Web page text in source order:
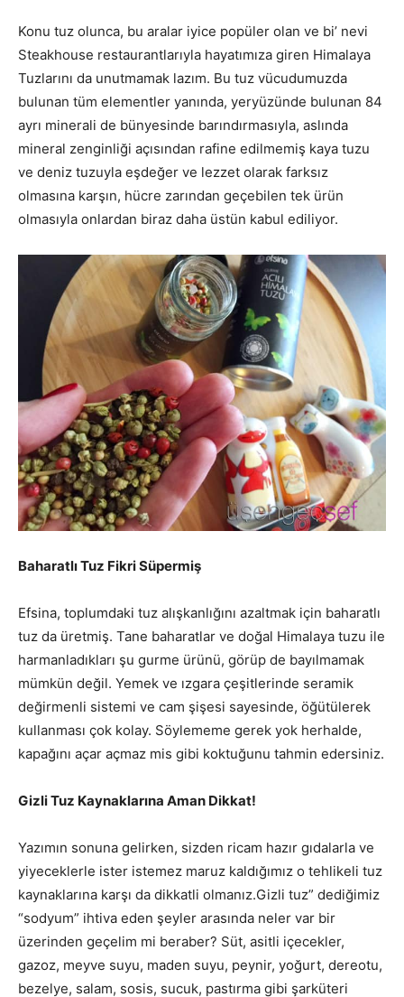
Konu tuz olunca, bu aralar iyice popüler olan ve bi’ nevi
Steakhouse restaurantlarıyla hayatımıza giren Himalaya
Tuzlarını da unutmamak lazım. Bu tuz vücudumuzda
bulunan tüm elementler yanında, yeryüzünde bulunan 84
ayrı minerali de bünyesinde barındırmasıyla, aslında
mineral zenginliği açısından rafine edilmemiş kaya tuzu
ve deniz tuzuyla eşdeğer ve lezzet olarak farksız
olmasına karşın, hücre zarından geçebilen tek ürün
olmasıyla onlardan biraz daha üstün kabul ediliyor.
Baharatlı Tuz Fikri Süpermiş
Efsina, toplumdaki tuz alışkanlığını azaltmak için baharatlı
tuz da üretmiş. Tane baharatlar ve doğal Himalaya tuzu ile
harmanladıkları şu gurme ürünü, görüp de bayılmamak
mümkün değil. Yemek ve ızgara çeşitlerinde seramik
değirmenli sistemi ve cam şişesi sayesinde, öğütülerek
kullanması çok kolay. Söylememe gerek yok herhalde,
kapağını açar açmaz mis gibi koktuğunu tahmin edersiniz.
Gizli Tuz Kaynaklarına Aman Dikkat!
Yazımın sonuna gelirken, sizden ricam hazır gıdalarla ve
yiyeceklerle ister istemez maruz kaldığımız o tehlikeli tuz
kaynaklarına karşı da dikkatli olmanız.Gizli tuz” dediğimiz
“sodyum” ihtiva eden şeyler arasında neler var bir
üzerinden geçelim mi beraber? Süt, asitli içecekler,
gazoz, meyve suyu, maden suyu, peynir, yoğurt, dereotu,
bezelye, salam, sosis, sucuk, pastırma gibi şarküteri